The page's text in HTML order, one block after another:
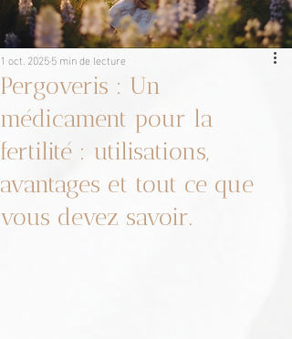
Pergoveris : Un
médicament pour la
fertilité : utilisations,
avantages et tout ce que
vous devez savoir.
1 oct. 20255 min de lecture